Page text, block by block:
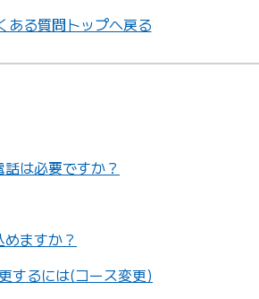
ある質問トップへ戻る
は必要ですか？
ますか？
するには(コース変更)